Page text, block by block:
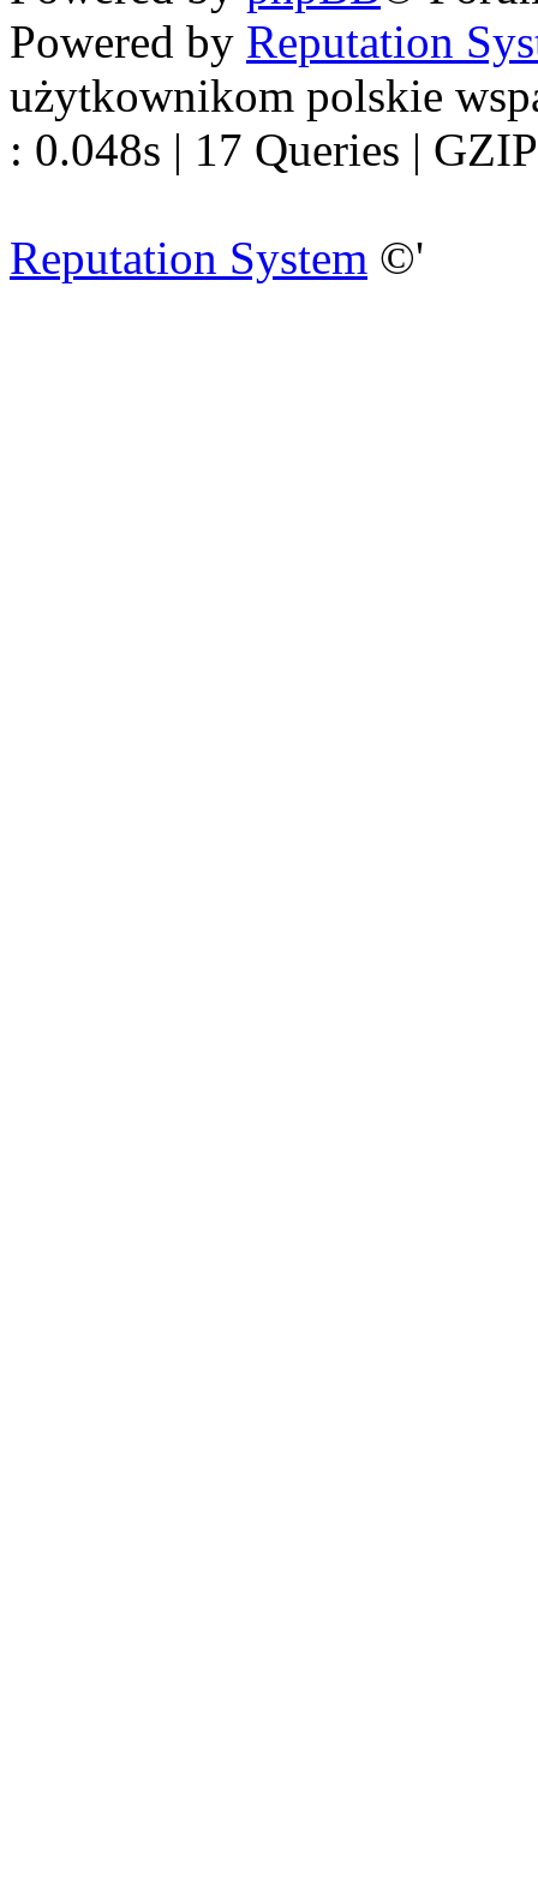
Powered by Reputation
użytkownikom polskie
: 0.048s | 17 Queries |
Reputation System ©'